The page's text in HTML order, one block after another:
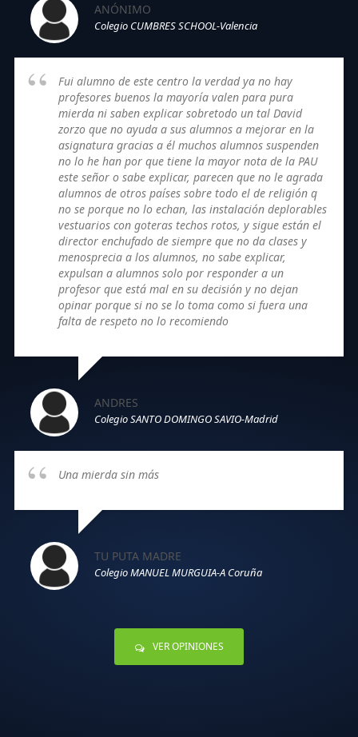
ANÓNIMO
Colegio CUMBRES SCHOOL-Valencia
Fui alumno de este centro la verdad ya no hay
profesores buenos la mayoría valen para pura
mierda ni saben explicar sobretodo un tal David
zorzo que no ayuda a sus alumnos a mejorar en la
asignatura gracias a él muchos alumnos suspenden
no lo he han por que tiene la mayor nota de la PAU
este señor o sabe explicar, parecen que no le agrada
alumnos de otros países sobre todo el de religión q
no se porque no lo echan, las instalación deplorables
vestuarios con goteras techos rotos, y sigue están el
director enchufado de siempre que no da clases y
menosprecia a los alumnos, no sabe explicar,
expulsan a alumnos solo por responder a un
profesor que está mal en su decisión y no dejan
opinar porque si no se lo toma como si fuera una
falta de respeto no lo recomiendo
ANDRES
Colegio SANTO DOMINGO SAVIO-Madrid
Una mierda sin más
TU PUTA MADRE
Colegio MANUEL MURGUIA-A Coruña
VER OPINIONES